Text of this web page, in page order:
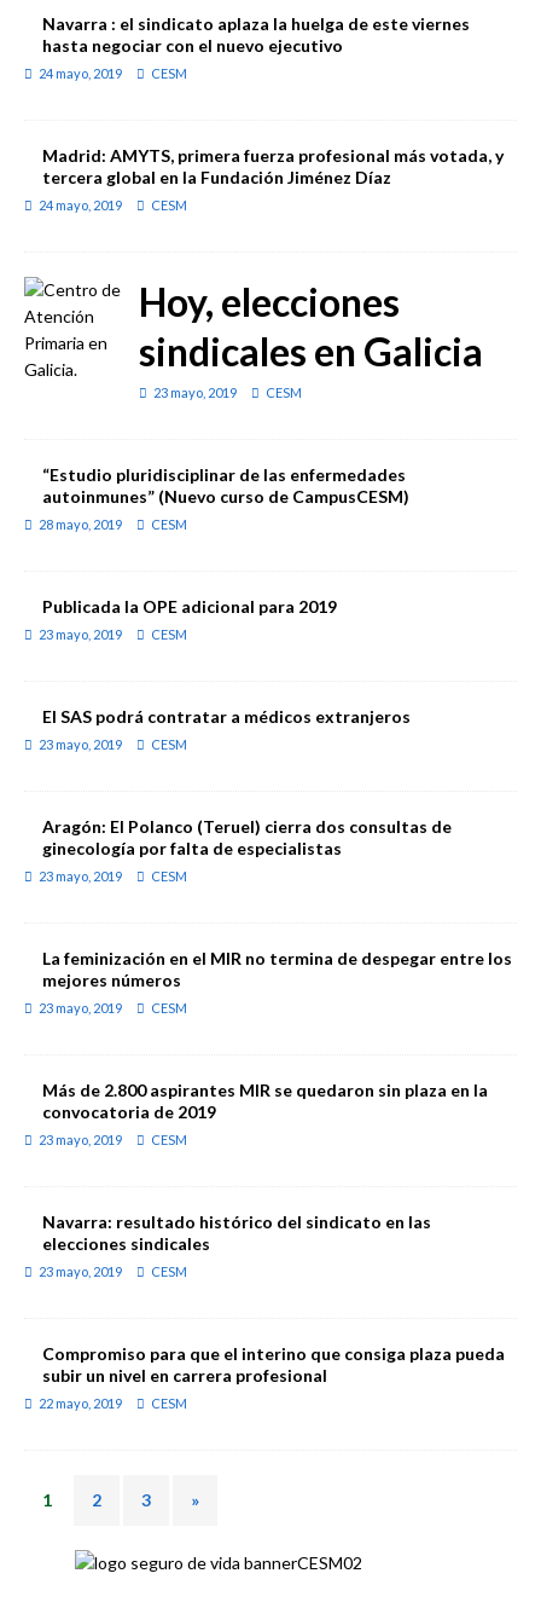
Navarra : el sindicato aplaza la huelga de este viernes
hasta negociar con el nuevo ejecutivo
24 mayo, 2019 CESM
Madrid: AMYTS, primera fuerza profesional más votada, y
tercera global en la Fundación Jiménez Díaz
24 mayo, 2019 CESM
Hoy, elecciones
sindicales en Galicia
23 mayo, 2019 CESM
“Estudio pluridisciplinar de las enfermedades
autoinmunes” (Nuevo curso de CampusCESM)
28 mayo, 2019 CESM
Publicada la OPE adicional para 2019
23 mayo, 2019 CESM
El SAS podrá contratar a médicos extranjeros
23 mayo, 2019 CESM
Aragón: El Polanco (Teruel) cierra dos consultas de
ginecología por falta de especialistas
23 mayo, 2019 CESM
La feminización en el MIR no termina de despegar entre los
mejores números
23 mayo, 2019 CESM
Más de 2.800 aspirantes MIR se quedaron sin plaza en la
convocatoria de 2019
23 mayo, 2019 CESM
Navarra: resultado histórico del sindicato en las
elecciones sindicales
23 mayo, 2019 CESM
Compromiso para que el interino que consiga plaza pueda
subir un nivel en carrera profesional
22 mayo, 2019 CESM
1 2 3 »